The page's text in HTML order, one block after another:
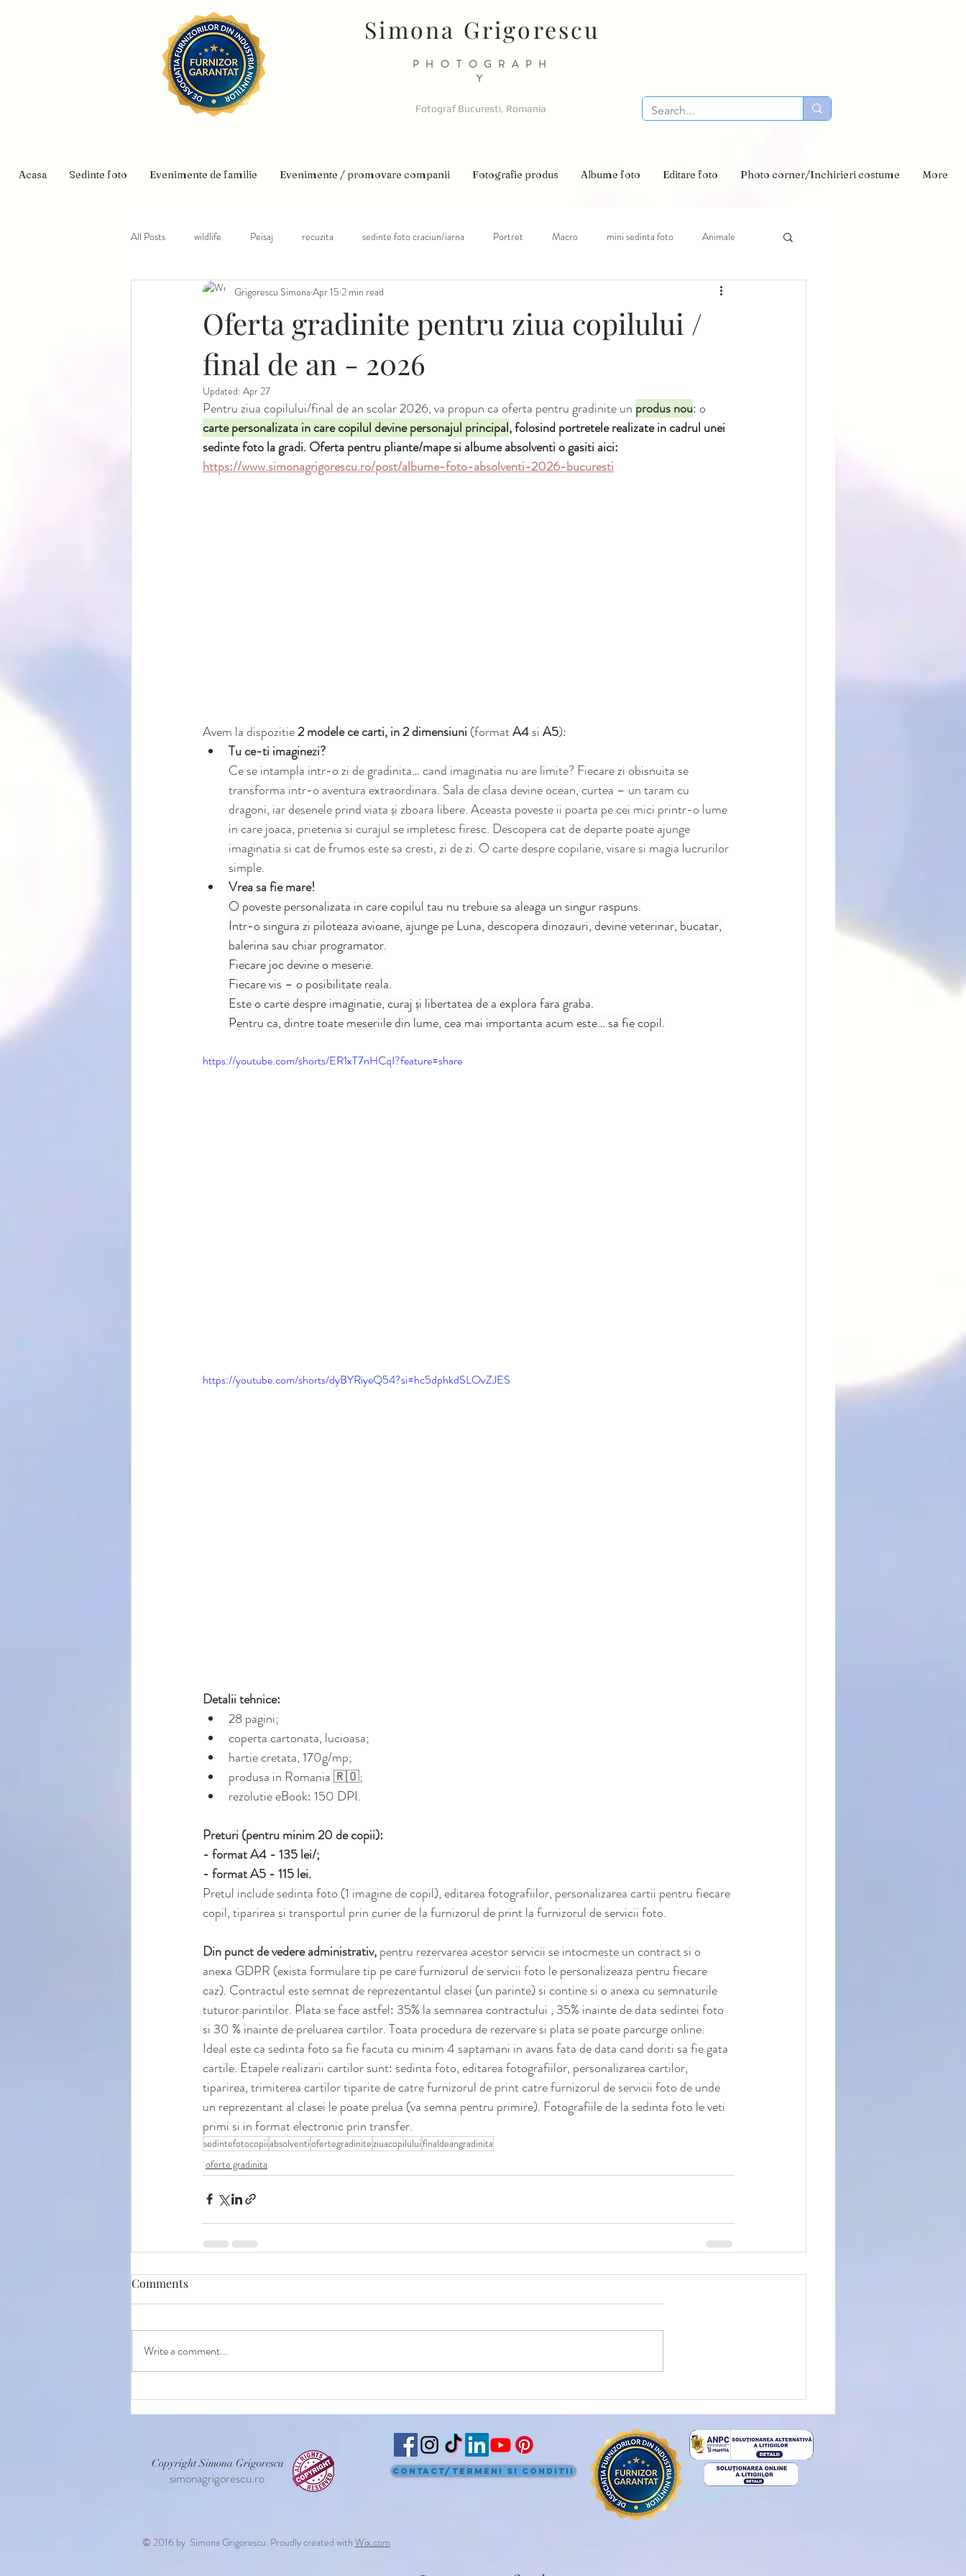
Simona Grigorescu
PHOTOGRAPH
Y
Fotograf Bucuresti, Romania
Acasa Sedinte foto Evenimente de familie Evenimente / promovare companii Fotografie produs Albume foto Editare foto Photo corner/Inchirieri costume More
All Posts wildlife Peisaj recuzita sedinte foto craciun/iarna Portret Macro mini sedinta foto Animale
Mommy and Me copii cu nevoi speciale sindrom Down
absolventi sedinte foto ziua indragostitilor
oferta speciala sedinte foto vara
Oferta gradinite pentru ziua copilului /
final de an - 2026
Grigorescu Simona Apr 15 2 min read
Updated: Apr 27
Pentru ziua copilului/final de an scolar 2026, va propun ca oferta pentru gradinite un produs nou: o
carte personalizata in care copilul devine personajul principal, folosind portretele realizate in cadrul unei
sedinte foto la gradi. Oferta pentru pliante/mape si albume absolventi o gasiti aici:
https://www.simonagrigorescu.ro/post/albume-foto-absolventi-2026-bucuresti
Avem la dispozitie 2 modele ce carti, in 2 dimensiuni (format A4 si A5):
Tu ce-ti imaginezi?
Ce se intampla intr-o zi de gradinita… cand imaginatia nu are limite? Fiecare zi obisnuita se
transforma intr-o aventura extraordinara. Sala de clasa devine ocean, curtea – un taram cu
dragoni, iar desenele prind viata și zboara libere. Aceasta poveste ii poarta pe cei mici printr-o lume
in care joaca, prietenia si curajul se impletesc firesc. Descopera cat de departe poate ajunge
imaginatia si cat de frumos este sa cresti, zi de zi. O carte despre copilarie, visare si magia lucrurilor
simple.
Vrea sa fie mare!
O poveste personalizata in care copilul tau nu trebuie sa aleaga un singur raspuns.
Intr-o singura zi piloteaza avioane, ajunge pe Luna, descopera dinozauri, devine veterinar, bucatar,
balerina sau chiar programator.
Fiecare joc devine o meserie.
Fiecare vis – o posibilitate reala.
Este o carte despre imaginatie, curaj și libertatea de a explora fara graba.
Pentru ca, dintre toate meseriile din lume, cea mai importanta acum este… sa fie copil.
https://youtube.com/shorts/ER1xT7nHCqI?feature=share
https://youtube.com/shorts/dyBYRiyeQ54?si=hc5dphkdSLOvZJES
Detalii tehnice:
28 pagini;
coperta cartonata, lucioasa;
hartie cretata, 170g/mp;
produsa in Romania 🇷🇴;
rezolutie eBook: 150 DPI.
Preturi (pentru minim 20 de copii):
- format A4 - 135 lei/;
- format A5 - 115 lei.
Pretul include sedinta foto (1 imagine de copil), editarea fotografiilor, personalizarea cartii pentru fiecare
copil, tiparirea si transportul prin curier de la furnizorul de print la furnizorul de servicii foto.
Din punct de vedere administrativ, pentru rezervarea acestor servicii se intocmeste un contract si o
anexa GDPR (exista formulare tip pe care furnizorul de servicii foto le personalizeaza pentru fiecare
caz). Contractul este semnat de reprezentantul clasei (un parinte) si contine si o anexa cu semnaturile
tuturor parintilor. Plata se face astfel: 35% la semnarea contractului , 35% inainte de data sedintei foto
si 30 % inainte de preluarea cartilor. Toata procedura de rezervare si plata se poate parcurge online.
Ideal este ca sedinta foto sa fie facuta cu minim 4 saptamani in avans fata de data cand doriti sa fie gata
cartile. Etapele realizarii cartilor sunt: sedinta foto, editarea fotografiilor, personalizarea cartilor,
tiparirea, trimiterea cartilor tiparite de catre furnizorul de print catre furnizorul de servicii foto de unde
un reprezentant al clasei le poate prelua (va semna pentru primire). Fotografiile de la sedinta foto le veti
primi si in format electronic prin transfer.
sedintefotocopiiabsolventiofertegradiniteziuacopiluluifinaldeangradinita
oferte gradinita
Comments
Write a comment...
Copyright Simona Grigorescu
simonagrigorescu.ro Contact/Termeni si conditii
© 2016 by Simona Grigorescu. Proudly created with Wix.com